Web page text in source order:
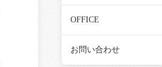
OFFICE
お問い合わせ